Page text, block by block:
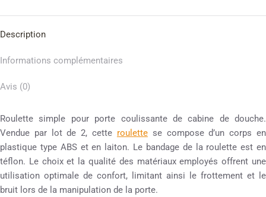
Description
Informations complémentaires
Avis (0)
Roulette simple pour porte coulissante de cabine de douche.
Vendue par lot de 2, cette roulettese compose d’un corps en
plastique type ABS et en laiton. Le bandage de la roulette est en
téflon. Le choix et la qualité des matériaux employés offrent une
utilisation optimale de confort, limitant ainsi le frottement et le
bruit lors de la manipulation de la porte.